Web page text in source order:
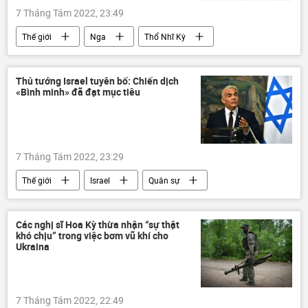
7 Tháng Tám 2022, 23:49
Thế giới Nga
Thổ Nhĩ Kỳ
Ukraina
ngũ cốc
lương thực thực phẩm
Cuộc khủng hoảng ở Ukraina
Thủ tướng Israel tuyên bố: Chiến dịch
«Bình minh» đã đạt mục tiêu
7 Tháng Tám 2022, 23:29
Thế giới Israel
Quân sự
xung đột quân sự
Vòng xoáy căng thẳng mới ở Trung Đông
Gaza
Báo chí thế giới
Các nghị sĩ Hoa Kỳ thừa nhận “sự thật
khó chịu” trong việc bơm vũ khí cho
Ukraina
7 Tháng Tám 2022, 22:49